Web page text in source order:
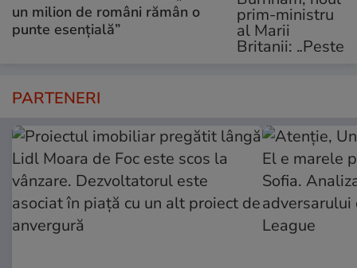
un milion de români rămân o
punte esențială”
PARTENERI